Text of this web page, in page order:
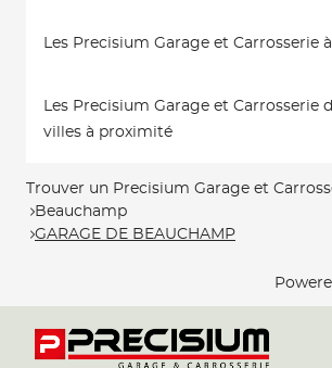
Les Precisium Garage et Carrosserie
Les Precisium Garage et Carrosserie
villes à proximité
Trouver un Precisium Garage et
Beauchamp
GARAGE DE BEAUCHAMP